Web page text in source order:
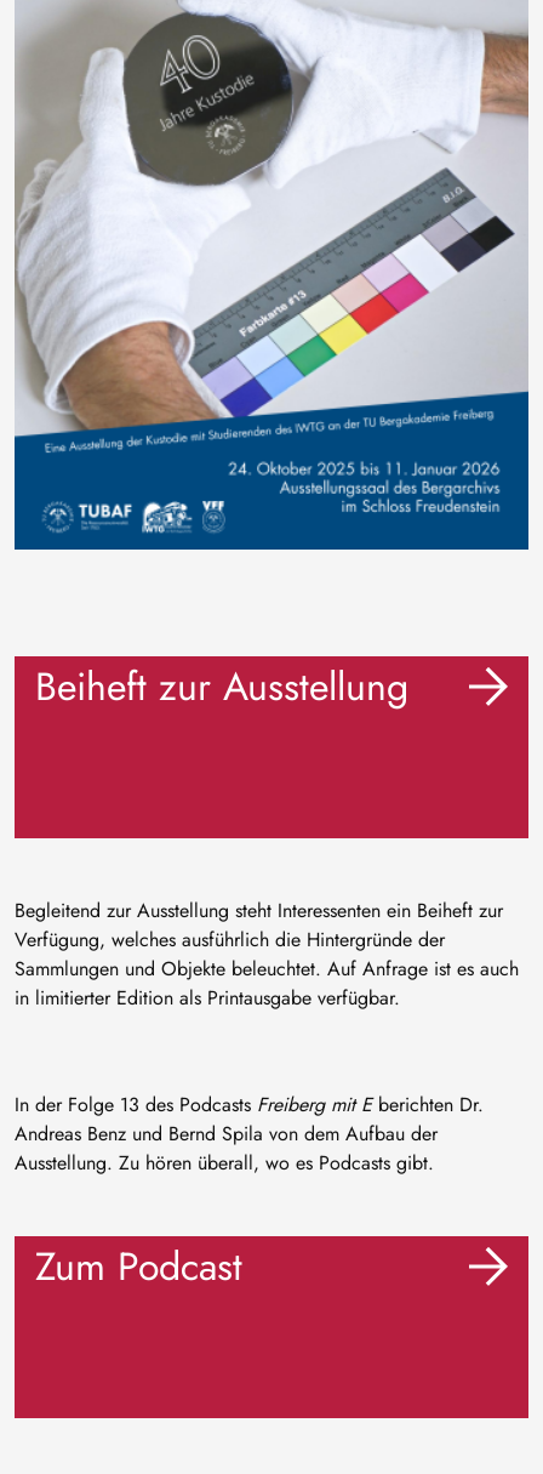
Beiheft zur Ausstellung
Begleitend zur Ausstellung steht Interessenten ein Beiheft zur
Verfügung, welches ausführlich die Hintergründe der
Sammlungen und Objekte beleuchtet. Auf Anfrage ist es auch
in limitierter Edition als Printausgabe verfügbar.
In der Folge 13 des Podcasts Freiberg mit Eberichten Dr.
Andreas Benz und Bernd Spila von dem Aufbau der
Ausstellung. Zu hören überall, wo es Podcasts gibt.
Zum Podcast